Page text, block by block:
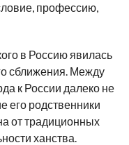
профессию,
в Россию явилась
сближения. Между
к России далеко не
его родственники
от традиционных
ханства.